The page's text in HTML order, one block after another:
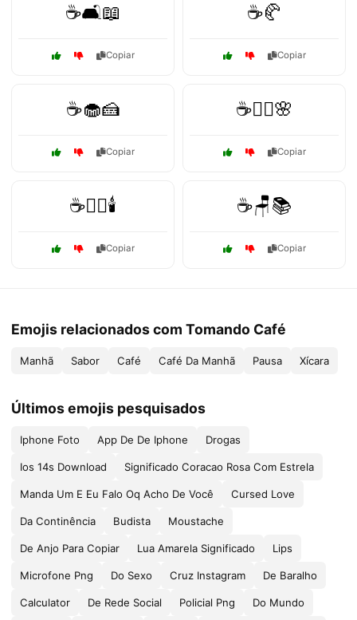
☕🛋️📖
Copiar
☕🥐
Copiar
☕🧁🍰
Copiar
☕🧘‍♀️🌸
Copiar
☕🧘‍♂️🕯️
Copiar
☕🪑📚
Copiar
Emojis relacionados com Tomando Café
Manhã Sabor Café Café Da Manhã Pausa Xícara
Últimos emojis pesquisados
Iphone Foto App De De Iphone Drogas
Ios 14s Download Significado Coracao Rosa Com Estrela
Manda Um E Eu Falo Oq Acho De Você Cursed Love
Da Continência Budista Moustache
De Anjo Para Copiar Lua Amarela Significado Lips
Microfone Png Do Sexo Cruz Instagram De Baralho
Calculator De Rede Social Policial Png Do Mundo